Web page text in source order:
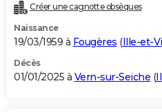
Créer une cagnotte obsèques
Naissance
19/03/1959 à Fougères (Ille-et-
Décès
01/01/2025 à Vern-sur-Seiche (